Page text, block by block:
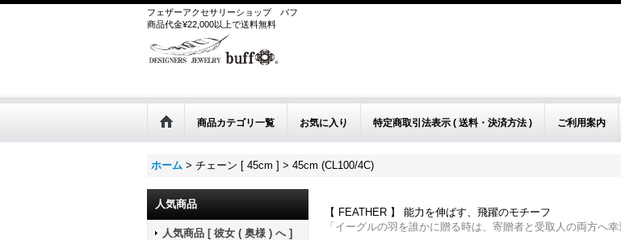
フェザーアクセサリーショップ
バフ
商品代金¥22,000以上で送料無料
商品カテゴリ一覧 お気に入り 特定商取引法表示 ( 送料・決済方法 ) ご利用案内
ホーム > チェーン [ 45cm ] > 45cm (CL100/4C)
人気商品
人気商品 [ 彼女 ( 奥様 ) へ ]
【 FEATHER 】 能力を伸ばす、飛躍のモチーフ
「イーグルの羽を誰かに贈る時は、寄贈者と受取人の両方へ